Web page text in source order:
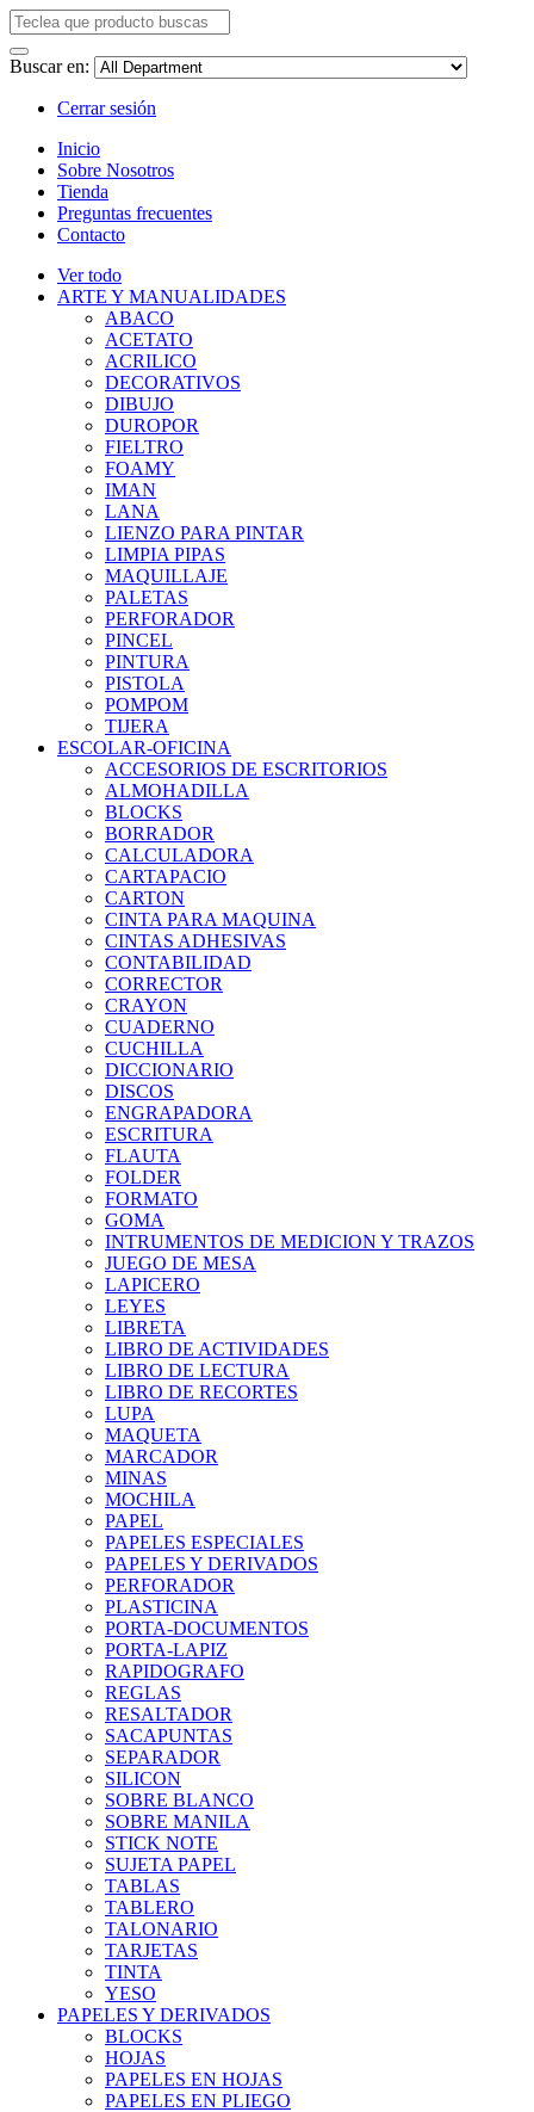
Buscar en:
Cerrar sesión
Inicio
Sobre Nosotros
Tienda
Preguntas frecuentes
Contacto
Ver todo
ARTE Y MANUALIDADES
ABACO
ACETATO
ACRILICO
DECORATIVOS
DIBUJO
DUROPOR
FIELTRO
FOAMY
IMAN
LANA
LIENZO PARA PINTAR
LIMPIA PIPAS
MAQUILLAJE
PALETAS
PERFORADOR
PINCEL
PINTURA
PISTOLA
POMPOM
TIJERA
ESCOLAR-OFICINA
ACCESORIOS DE ESCRITORIOS
ALMOHADILLA
BLOCKS
BORRADOR
CALCULADORA
CARTAPACIO
CARTON
CINTA PARA MAQUINA
CINTAS ADHESIVAS
CONTABILIDAD
CORRECTOR
CRAYON
CUADERNO
CUCHILLA
DICCIONARIO
DISCOS
ENGRAPADORA
ESCRITURA
FLAUTA
FOLDER
FORMATO
GOMA
INTRUMENTOS DE MEDICION Y TRAZOS
JUEGO DE MESA
LAPICERO
LEYES
LIBRETA
LIBRO DE ACTIVIDADES
LIBRO DE LECTURA
LIBRO DE RECORTES
LUPA
MAQUETA
MARCADOR
MINAS
MOCHILA
PAPEL
PAPELES ESPECIALES
PAPELES Y DERIVADOS
PERFORADOR
PLASTICINA
PORTA-DOCUMENTOS
PORTA-LAPIZ
RAPIDOGRAFO
REGLAS
RESALTADOR
SACAPUNTAS
SEPARADOR
SILICON
SOBRE BLANCO
SOBRE MANILA
STICK NOTE
SUJETA PAPEL
TABLAS
TABLERO
TALONARIO
TARJETAS
TINTA
YESO
PAPELES Y DERIVADOS
BLOCKS
HOJAS
PAPELES EN HOJAS
PAPELES EN PLIEGO